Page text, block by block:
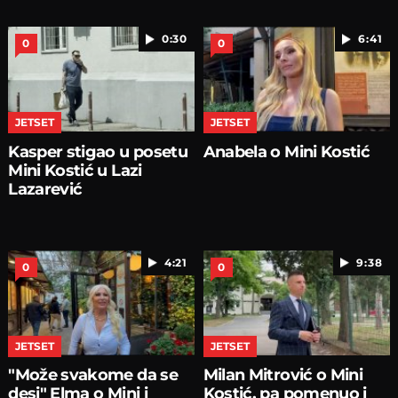
0:30
0
JETSET
Kasper stigao u posetu
Mini Kostić u Lazi
Lazarević
6:41
0
JETSET
Anabela o Mini Kostić
4:21
0
JETSET
"Može svakome da se
desi" Elma o Mini i
9:38
0
JETSET
Milan Mitrović o Mini
Kostić, pa pomenuo i